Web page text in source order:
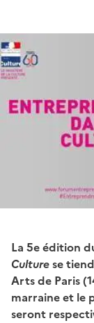
La 5e édition
Culturese
Arts de Paris
marraine et le
seront